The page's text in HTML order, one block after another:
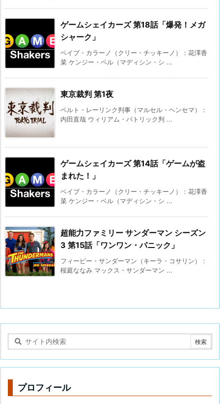
ゲームシェイカーズ 第18話「爆発！メガ
シャーク」
ベイブ・カラーノ（クリー・チッキーノ）：花澤香
菜 ケンジー・ベル（マディシン・シ ...
東京裁判 第1夜
ベルト・レーリンク判事（マルセル・ヘンセマ）：
内田直哉 ウィリアム・パトリック判 ...
ゲームシェイカーズ 第14話「ゲームが盗
まれた！」
ベイブ・カラーノ（クリー・チッキーノ）：花澤香
菜 ケンジー・ベル（マディシン・シ ...
超能力ファミリー サンダーマン シーズン
3 第15話「ワンワン・パニック」
フィービー・サンダーマン（キーラ・コサリン）：
桜庭ななみ マックス・サンダーマン ...
プロフィール